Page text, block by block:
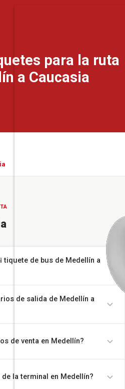
para la ruta
a Caucasia
tiquete de bus de Medellín a
de salida de Medellín a
de venta en Medellín?
la terminal en Medellín?